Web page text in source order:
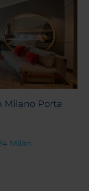
Milano Porta
Milán